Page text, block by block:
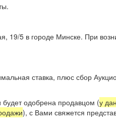
19/5 в городе Минске. При
ставка, плюс сбор
одобрена продавцом (у
), с Вами свяжется